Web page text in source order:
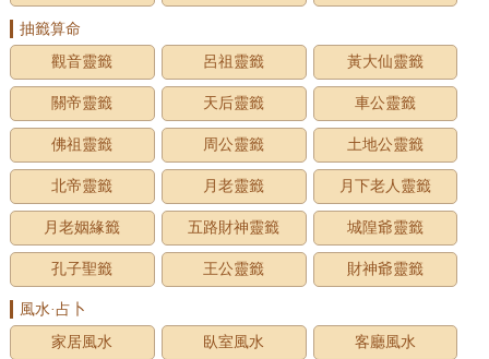
抽籤算命
觀音靈籤
呂祖靈籤 黃大仙靈籤
關帝靈籤 天后靈籤 車公靈籤
佛祖靈籤 周公靈籤 土地公靈籤
北帝靈籤 月老靈籤 月下老人靈籤
月老姻緣籤 五路財神靈籤 城隍爺靈籤
孔子聖籤 王公靈籤 財神爺靈籤
風水·占卜
家居風水
臥室風水 客廳風水